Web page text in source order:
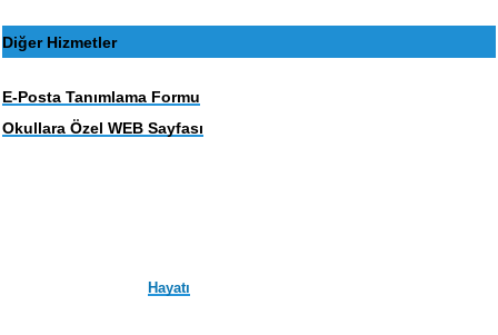
Diğer Hizmetler
E-Posta Tanımlama Formu
Okullara Özel WEB Sayfası
Hayatı